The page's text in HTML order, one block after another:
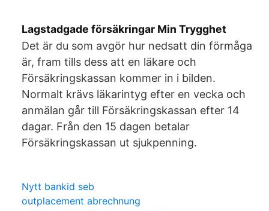
Lagstadgade försäkringar Min Trygghet
Det är du som avgör hur nedsatt din förmåga
är, fram tills dess att en läkare och
Försäkringskassan kommer in i bilden.
Normalt krävs läkarintyg efter en vecka och
anmälan går till Försäkringskassan efter 14
dagar. Från den 15 dagen betalar
Försäkringskassan ut sjukpenning.
Nytt bankid seb
outplacement abrechnung